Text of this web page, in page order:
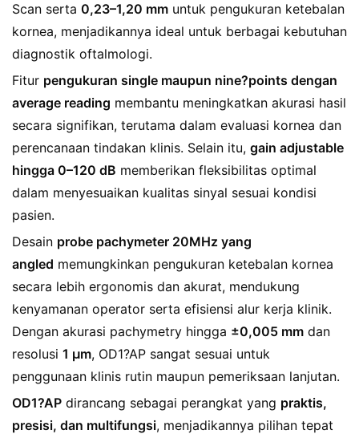
Scan serta 0,23–1,20 mm untuk pengukuran ketebalan
kornea, menjadikannya ideal untuk berbagai kebutuhan
diagnostik oftalmologi.
Fitur pengukuran single maupun nine?points dengan
average reading membantu meningkatkan akurasi hasil
secara signifikan, terutama dalam evaluasi kornea dan
perencanaan tindakan klinis. Selain itu, gain adjustable
hingga 0–120 dB memberikan fleksibilitas optimal
dalam menyesuaikan kualitas sinyal sesuai kondisi
pasien.
Desain probe pachymeter 20MHz yang
angled memungkinkan pengukuran ketebalan kornea
secara lebih ergonomis dan akurat, mendukung
kenyamanan operator serta efisiensi alur kerja klinik.
Dengan akurasi pachymetry hingga ±0,005 mm dan
resolusi 1 µm, OD1?AP sangat sesuai untuk
penggunaan klinis rutin maupun pemeriksaan lanjutan.
OD1?AP dirancang sebagai perangkat yang praktis,
presisi, dan multifungsi, menjadikannya pilihan tepat